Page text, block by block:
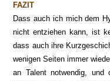
FAZIT
Dass auch ichmich dem
nicht entziehen kann, ist
dass auch ihre
wenigen Seiten immer
an Talent notwendig,